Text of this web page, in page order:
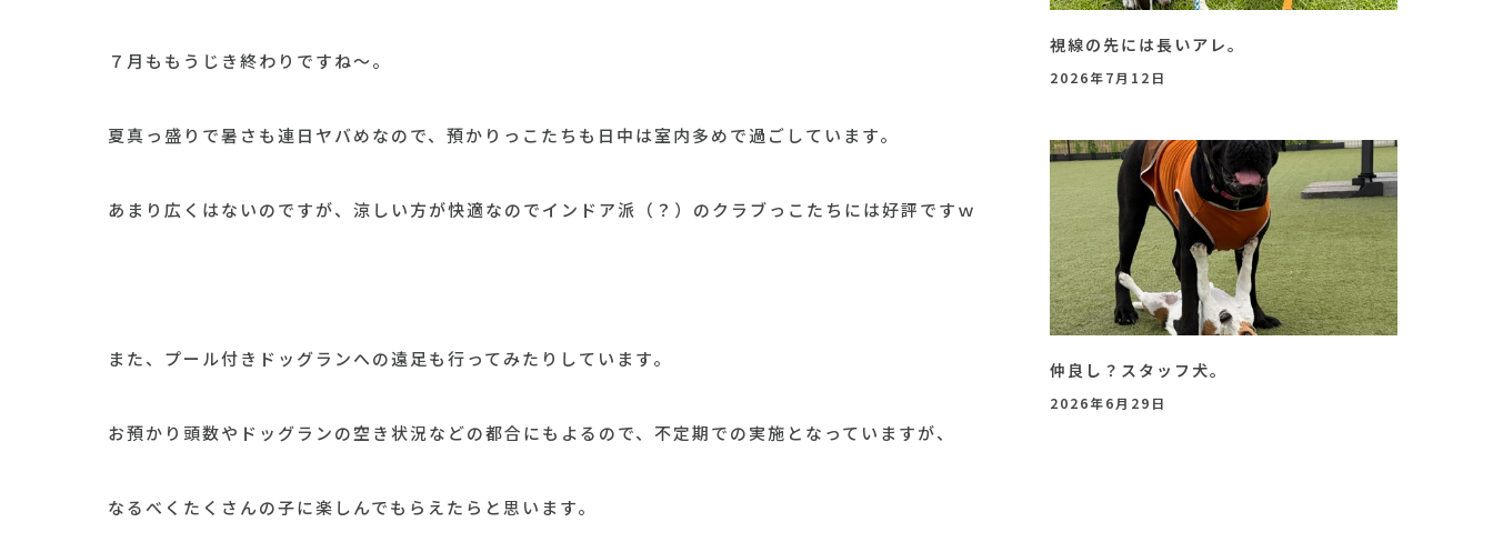
７月ももうじき終わりですね～。
夏真っ盛りで暑さも連日ヤバめなので、預かりっこたちも日中は室内多めで過ごしています。
あまり広くはないのですが、涼しい方が快適なのでインドア派（？）のクラブっこたちには好評ですｗ
また、プール付きドッグランへの遠足も行ってみたりしています。
お預かり頭数やドッグランの空き状況などの都合にもよるので、不定期での実施となっていますが、
なるべくたくさんの子に楽しんでもらえたらと思います。
視線の先には長いアレ。
2026年7月12日
仲良し？スタッフ犬。
2026年6月29日